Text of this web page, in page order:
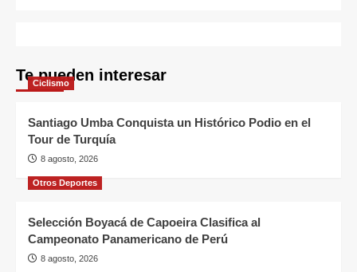
Te pueden interesar
Ciclismo
Santiago Umba Conquista un Histórico Podio en el
Tour de Turquía
8 agosto, 2026
Otros Deportes
Selección Boyacá de Capoeira Clasifica al
Campeonato Panamericano de Perú
8 agosto, 2026